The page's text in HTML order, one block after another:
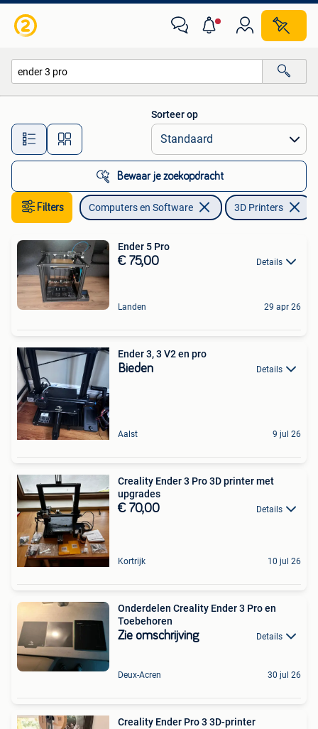
Alle afstanden…
Sorteer op
Bewaar je zoekopdracht
Filters Computers en Software 3D Printers
Ender 5 Pro
€ 75,00 Details
Landen 29 apr 26
Ender 3, 3 V2 en pro
Bieden Details
Aalst 9 jul 26
Creality Ender 3 Pro 3D printer met
upgrades
€ 70,00 Details
Kortrijk 10 jul 26
Onderdelen Creality Ender 3 Pro en
Toebehoren
Zie omschrijving Details
Deux-Acren 30 jul 26
Creality Ender Pro 3 3D-printer